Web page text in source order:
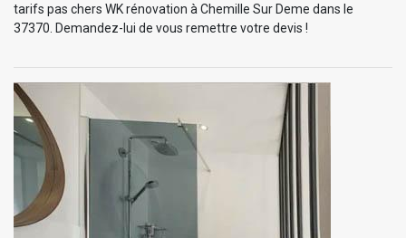
tarifs pas chers WK rénovation à Chemille Sur Deme dans le
37370. Demandez-lui de vous remettre votre devis !